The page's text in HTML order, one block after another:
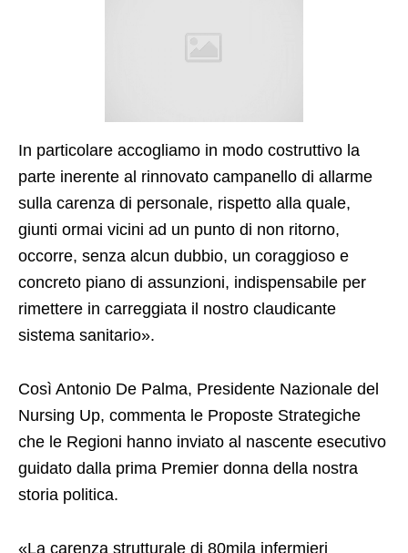
In particolare accogliamo in modo costruttivo la
parte inerente al rinnovato campanello di allarme
sulla carenza di personale, rispetto alla quale,
giunti ormai vicini ad un punto di non ritorno,
occorre, senza alcun dubbio, un coraggioso e
concreto piano di assunzioni, indispensabile per
rimettere in carreggiata il nostro claudicante
sistema sanitario».
Così Antonio De Palma, Presidente Nazionale del
Nursing Up, commenta le Proposte Strategiche
che le Regioni hanno inviato al nascente esecutivo
guidato dalla prima Premier donna della nostra
storia politica.
«La carenza strutturale di 80mila infermieri